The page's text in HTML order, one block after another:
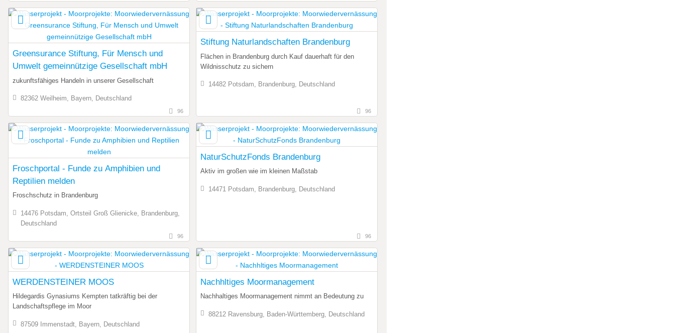
Greensurance Stiftung, Für Mensch und
Umwelt gemeinnützige Gesellschaft mbH
zukunftsfähiges Handeln in unserer Gesellschaft
82362 Weilheim, Bayern, Deutschland
96
Stiftung Naturlandschaften Brandenburg
Flächen in Brandenburg durch Kauf dauerhaft für den
Wildnisschutz zu sichern
14482 Potsdam, Brandenburg, Deutschland
96
Froschportal - Funde zu Amphibien und
Reptilien melden
Froschschutz in Brandenburg
14476 Potsdam, Ortsteil Groß Glienicke, Brandenburg,
Deutschland
96
NaturSchutzFonds Brandenburg
Aktiv im großen wie im kleinen Maßstab
14471 Potsdam, Brandenburg, Deutschland
96
WERDENSTEINER MOOS
Hildegardis Gynasiums Kempten tatkräftig bei der
Landschaftspflege im Moor
87509 Immenstadt, Bayern, Deutschland
Nachhltiges Moormanagement
Nachhaltiges Moormanagement nimmt an Bedeutung zu
88212 Ravensburg, Baden-Württemberg, Deutschland